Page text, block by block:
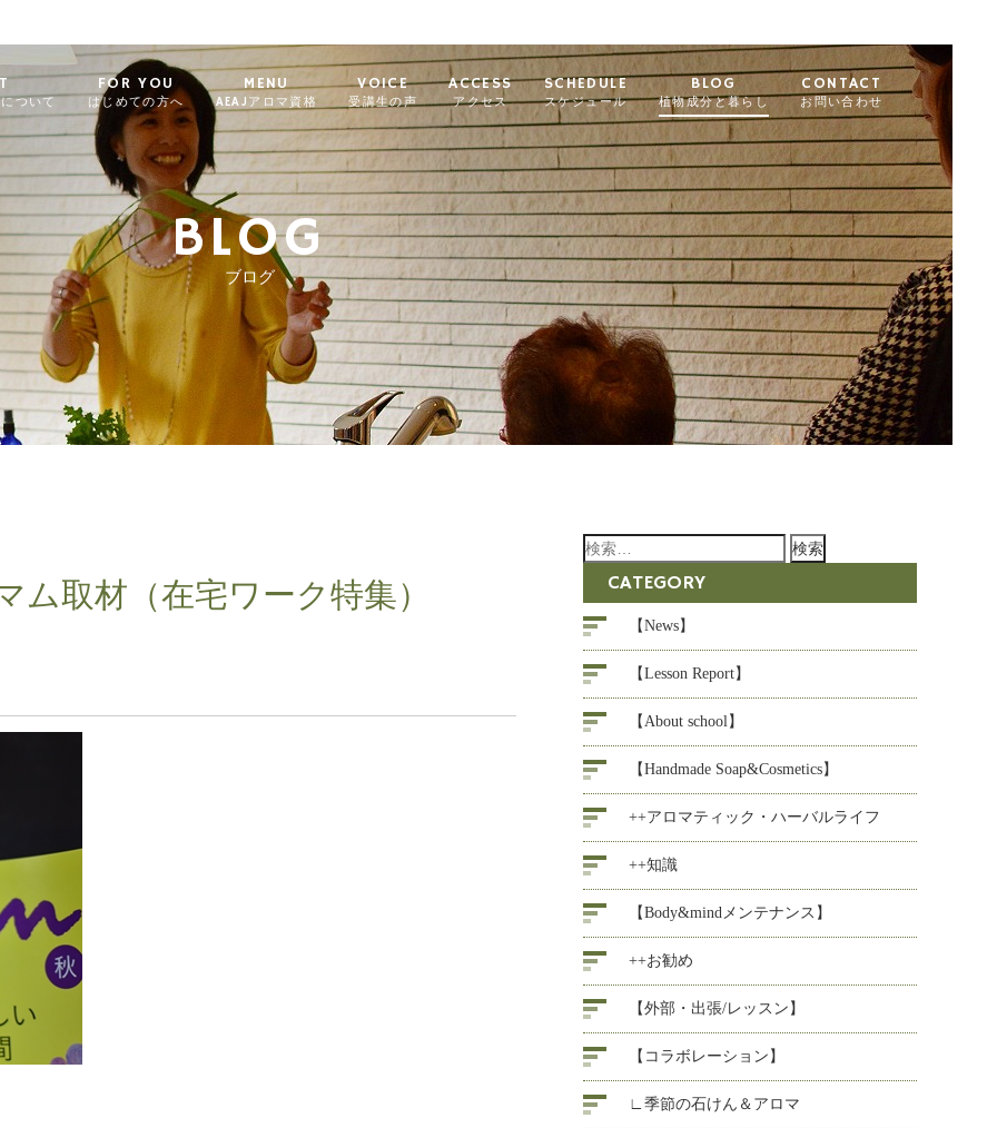
ついて
FOR YOU
はじめての方へ
MENU
AEAJアロマ資格
VOICE
受講生の声
ACCESS
アクセス
SCHEDULE
スケジュール
BLOG
植物成分と暮らし
CONTACT
お問い合わせ
BLOG
ブログ
ム取材（在宅ワーク特集）
検
CATEGORY
【News】
【Lesson Report】
【About school】
【Handmade Soap&Cosmetics】
++アロマティック・ハーバルライフ
++知識
【Body&mindメンテナンス】
++お勧め
【外部・出張/レッスン】
【コラボレーション】
∟季節の石けん＆アロマ